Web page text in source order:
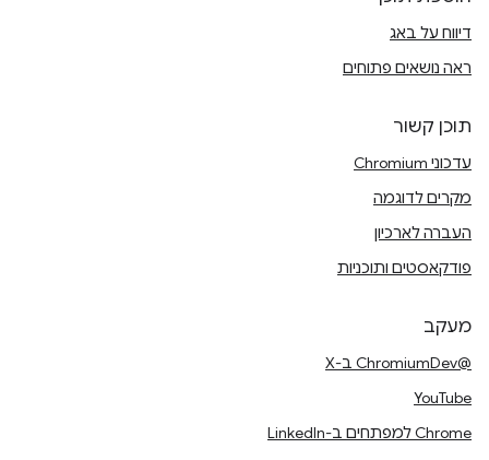
דיווח על באג
ראה נושאים פתוחים
תוכן קשור
עדכוני Chromium
מקרים לדוגמה
העברה לארכיון
פודקאסטים ותוכניות
מעקב
@ChromiumDev ב-X
YouTube
Chrome למפתחים ב-LinkedIn